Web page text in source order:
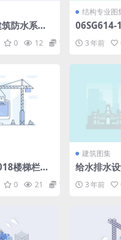
防水系统
0 12 1.98
结构专业图
06SG614-
3 年前
楼梯栏杆
0 21 1.98
建筑图集
给水排水
册）城镇
pdf3 年前